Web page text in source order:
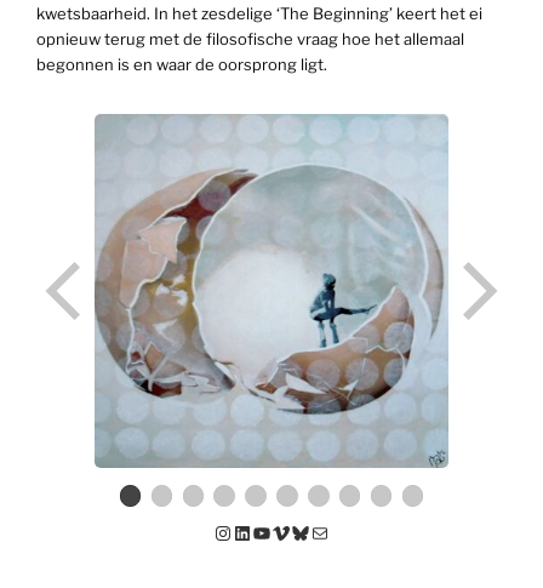
kwetsbaarheid. In het zesdelige ‘The Beginning’ keert het ei
opnieuw terug met de filosofische vraag hoe het allemaal
begonnen is en waar de oorsprong ligt.
Instagram
LinkedIn
YouTube
Vimeo
Bluesky
E-mail